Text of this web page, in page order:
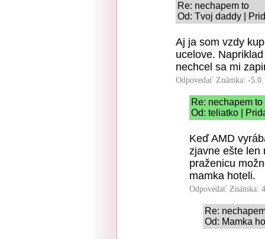
Re: nechapem to
Od: Tvoj daddy |
Aj ja som vzdy
ucelove.
nechcel sa mi
Odpovedať Známka: -5.0
Re: nechapem to
Od: teliatko |
Keď AMD
zjavne ešte len
praženicu
mamka hoteli.
Odpovedať Známka:
Re:
Od: Mamka